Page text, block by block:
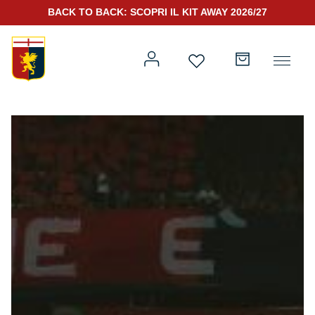
Prima squadra
Rappresentanza
Kit Gara 25/26
BACK TO BACK: SCOPRI IL KIT AWAY 2026/27